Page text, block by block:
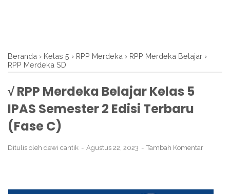
Beranda › Kelas 5 › RPP Merdeka › RPP Merdeka Belajar ›
RPP Merdeka SD
√ RPP Merdeka Belajar Kelas 5
IPAS Semester 2 Edisi Terbaru
(Fase C)
Ditulis oleh dewi cantik Agustus 22, 2023 Tambah Komentar